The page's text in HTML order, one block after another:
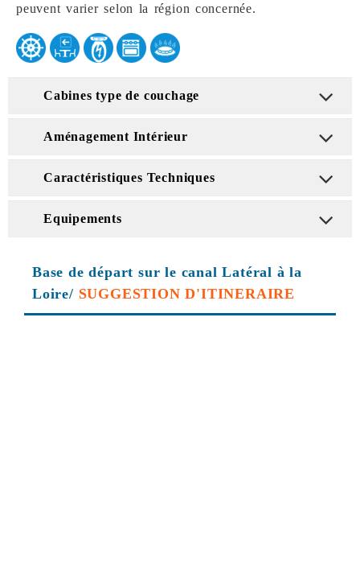
peuvent varier selon la région concernée.
Cabines type de couchage
Aménagement Intérieur
Caractéristiques Techniques
Equipements
Base de départ sur le canal Latéral à la
Loire/ SUGGESTION D'ITINERAIRE